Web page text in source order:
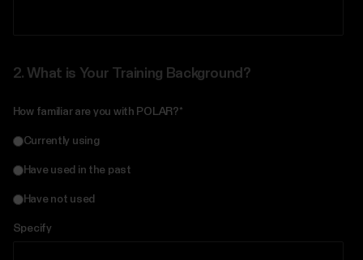
2. What is Your Training Background?
How familiar are you with POLAR?*
Currently using
Have used in the past
Have not used
Specify